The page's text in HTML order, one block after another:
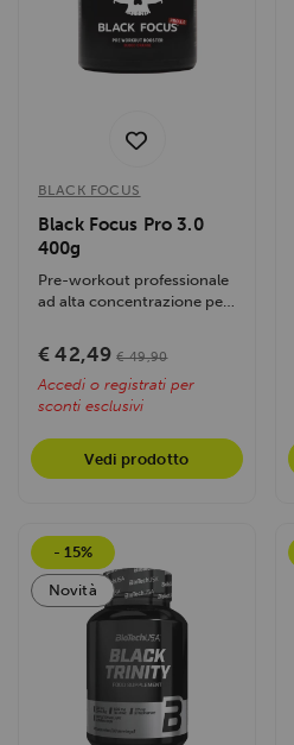
BLACK FOCUS
Black Focus Pro 3.0
400g
Pre-workout professionale
ad alta concentrazione per
€ 42,49 € 49,90
Accedi o registrati per
sconti esclusivi
Vedi prodotto
- 15%
Novità